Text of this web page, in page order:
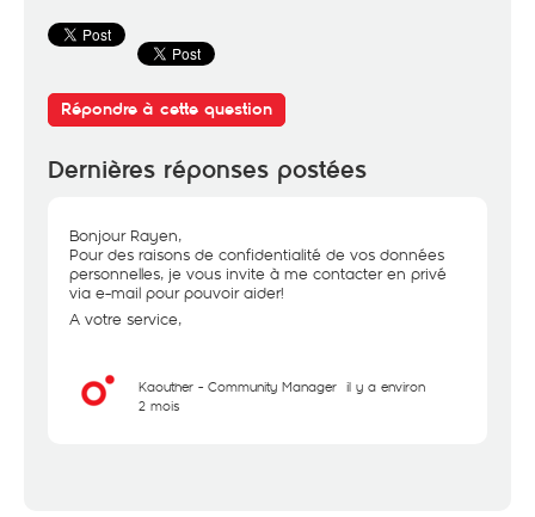
Répondre à cette question
Dernières réponses postées
Bonjour Rayen,
Pour des raisons de confidentialité de vos données
personnelles, je vous invite à me contacter en privé
via e-mail pour pouvoir aider!
A votre service,
Kaouther - Community Manager il y a environ
2 mois